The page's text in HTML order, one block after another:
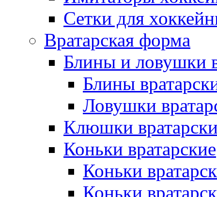
Сетки для
Вратарская форма
Блины и ловушки
Блины
Ловушки
Клюшки
Коньки вратарские
Коньки
Коньки